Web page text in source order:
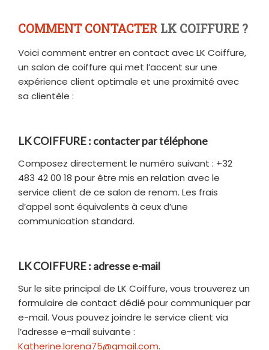
COMMENT CONTACTER LK COIFFURE ?
Voici comment entrer en contact avec LK Coiffure,
un salon de coiffure qui met l’accent sur une
expérience client optimale et une proximité avec
sa clientèle :
LK COIFFURE : contacter par téléphone
Composez directement le numéro suivant : +32
483 42 00 18 pour être mis en relation avec le
service client de ce salon de renom. Les frais
d’appel sont équivalents à ceux d’une
communication standard.
LK COIFFURE : adresse e-mail
Sur le site principal de LK Coiffure, vous trouverez un
formulaire de contact dédié pour communiquer par
e-mail. Vous pouvez joindre le service client via
l’adresse e-mail suivante :
Katherine.lorena75@gmail.com.